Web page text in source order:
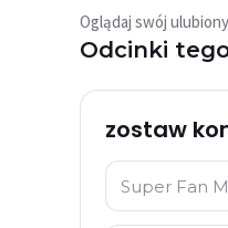
Ten
Oglądaj swój
Odcinki
zostaw
Imię: *